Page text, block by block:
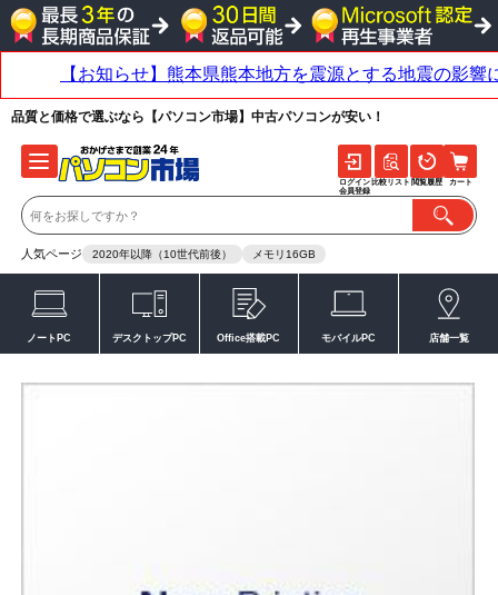
品質と価格で選ぶなら【パソコン市場】中古パソコンが安い！
人気ページ 2020年以降（10世代前後） メモリ16GB
ログイン
会員登録
比較リスト 閲覧履歴 カート
ノートPC デスクトップPC Office搭載PC モバイルPC 店舗一覧